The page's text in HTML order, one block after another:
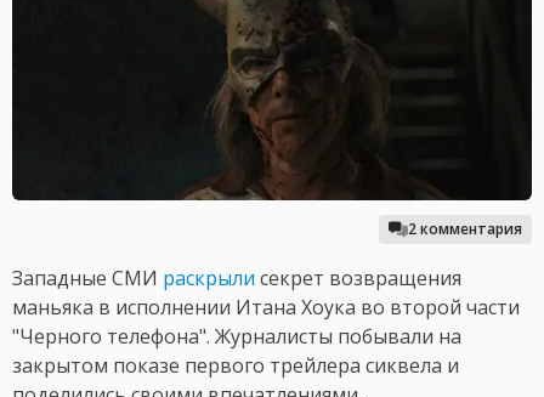
2 комментария
Западные СМИ раскрыли секрет возвращения
маньяка в исполнении Итана Хоука во второй части
"Черного телефона". Журналисты побывали на
закрытом показе первого трейлера сиквела и